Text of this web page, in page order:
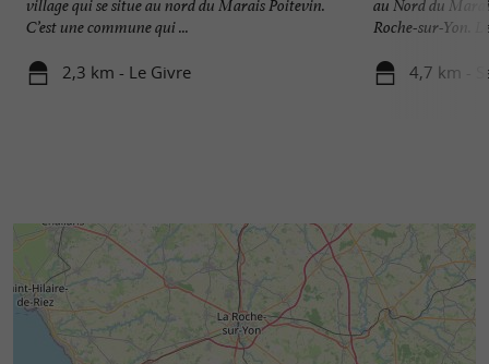
village qui se situe au nord du Marais Poitevin.
C’est une commune qui ...
2,3 km - Le Givre
au Nord du
Roche-sur-Yon.
4,7 km -